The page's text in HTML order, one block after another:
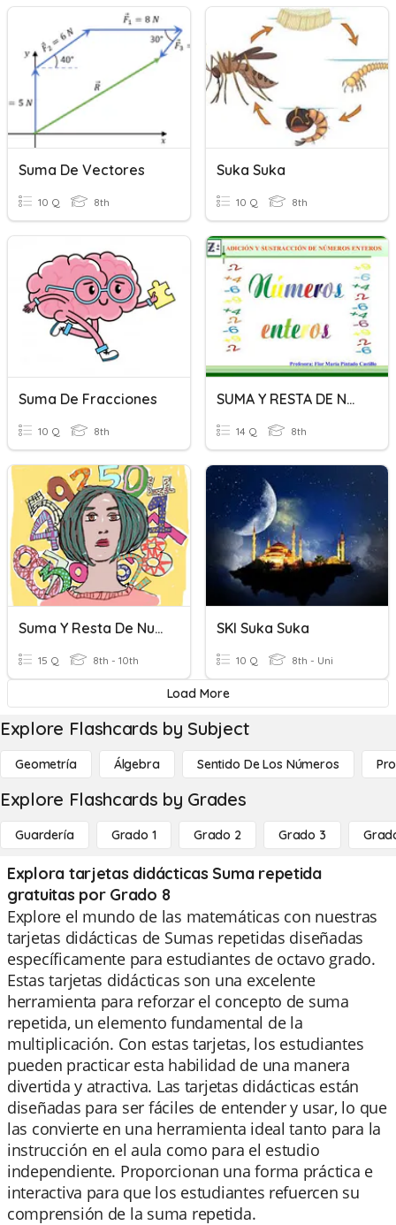
Suma De Vectores
10 Q 8th
Suka Suka
10 Q 8th
Suma De Fracciones
10 Q 8th
SUMA Y RESTA DE NUMEROS ENTEROS
14 Q 8th
Suma Y Resta De Numeros Naturales
15 Q 8th - 10th
SKI Suka Suka
10 Q 8th - Uni
Load More
Explore Flashcards by Subject
Geometría Álgebra Sentido De Los Números
Explore Flashcards by Grades
Guardería Grado 1 Grado 2 Grado 3
Explora tarjetas didácticas Suma repetida
gratuitas por Grado 8
Explore el mundo de las matemáticas con nuestras
tarjetas didácticas de Sumas repetidas diseñadas
específicamente para estudiantes de octavo grado.
Estas tarjetas didácticas son una excelente
herramienta para reforzar el concepto de suma
repetida, un elemento fundamental de la
multiplicación. Con estas tarjetas, los estudiantes
pueden practicar esta habilidad de una manera
divertida y atractiva. Las tarjetas didácticas están
diseñadas para ser fáciles de entender y usar, lo que
las convierte en una herramienta ideal tanto para la
instrucción en el aula como para el estudio
independiente. Proporcionan una forma práctica e
interactiva para que los estudiantes refuercen su
comprensión de la suma repetida.